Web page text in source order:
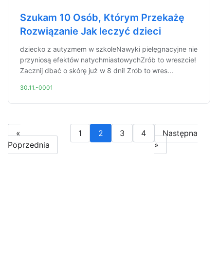
Szukam 10 Osób, Którym Przekażę
Rozwiązanie Jak leczyć dzieci
dziecko z autyzmem w szkoleNawyki pielęgnacyjne nie
przyniosą efektów natychmiastowychZrób to wreszcie!
Zacznij dbać o skórę już w 8 dni! Zrób to wres...
30.11.-0001
«
Poprzednia
1 2 3 4
Następna
»